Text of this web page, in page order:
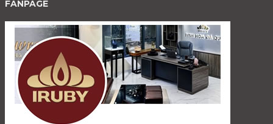
FANPAGE